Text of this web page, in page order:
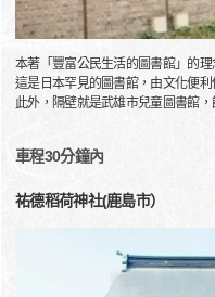
本著「豐富公民生活的圖書館」的理
這是日本罕見的圖書館，由文化便利
此外，隔壁就是武雄市兒童圖書館
車程30分鐘內
祐德稻荷神社(鹿島市）